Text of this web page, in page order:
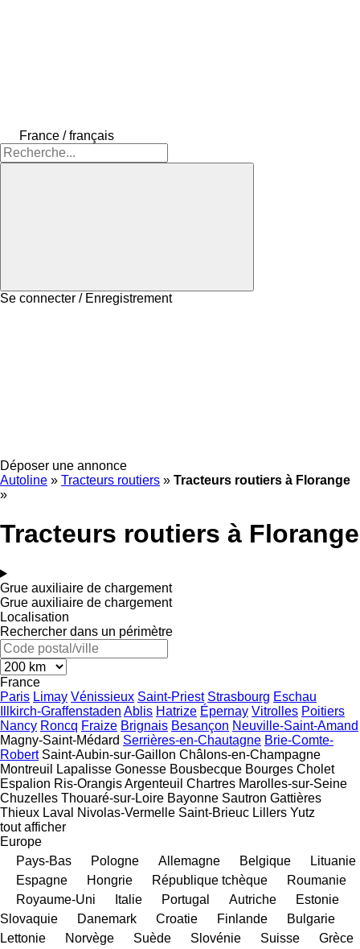
France / français
Se connecter / Enregistrement
Déposer une annonce
Autoline » Tracteurs routiers » Tracteurs routiers à Florange
»
Tracteurs routiers à Florange
Grue auxiliaire de chargement
Grue auxiliaire de chargement
Localisation
Rechercher dans un périmètre
France
Paris Limay Vénissieux Saint-Priest Strasbourg Eschau
Illkirch-Graffenstaden Ablis Hatrize Épernay Vitrolles Poitiers
Nancy Roncq Fraize Brignais Besançon Neuville-Saint-Amand
Magny-Saint-Médard Serrières-en-Chautagne Brie-Comte-
Robert Saint-Aubin-sur-Gaillon Châlons-en-Champagne
Montreuil
Lapalisse Gonesse Bousbecque Bourges Cholet
Espalion Ris-OrangisArgenteuil Chartres Marolles-sur-Seine
Chuzelles Thouaré-sur-Loire Bayonne Sautron Gattières
Thieux Laval Nivolas-Vermelle Saint-Brieuc Lillers Yutz
tout afficher
Europe
Pays-Bas
Pologne Allemagne Belgique
Lituanie
Espagne
Hongrie République tchèque
Roumanie
Royaume-Uni
Italie Portugal Autriche
Estonie
Slovaquie
Danemark Croatie Finlande
Bulgarie
Lettonie
Norvège Suède Slovénie Suisse
Grèce